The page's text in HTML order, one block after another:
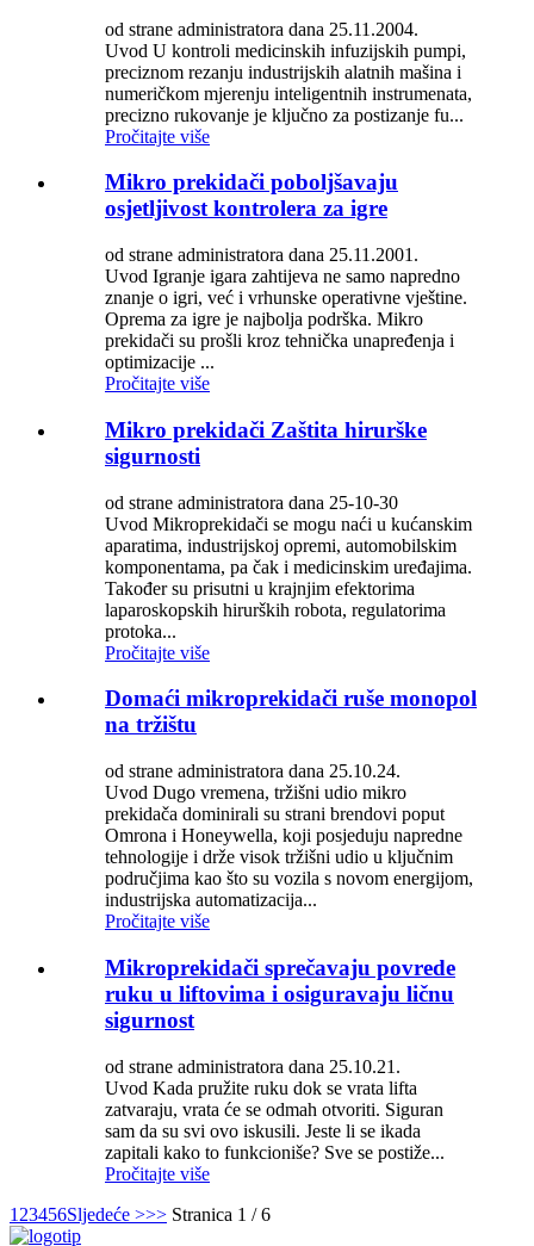
od strane administratora dana 25.11.2004.
Uvod U kontroli medicinskih infuzijskih pumpi,
preciznom rezanju industrijskih alatnih mašina i
numeričkom mjerenju inteligentnih instrumenata,
precizno rukovanje je ključno za postizanje fu...
Pročitajte više
Mikro prekidači poboljšavaju
osjetljivost kontrolera za igre
od strane administratora dana 25.11.2001.
Uvod Igranje igara zahtijeva ne samo napredno
znanje o igri, već i vrhunske operativne vještine.
Oprema za igre je najbolja podrška. Mikro
prekidači su prošli kroz tehnička unapređenja i
optimizacije ...
Pročitajte više
Mikro prekidači Zaštita hirurške
sigurnosti
od strane administratora dana 25-10-30
Uvod Mikroprekidači se mogu naći u kućanskim
aparatima, industrijskoj opremi, automobilskim
komponentama, pa čak i medicinskim uređajima.
Također su prisutni u krajnjim efektorima
laparoskopskih hirurških robota, regulatorima
protoka...
Pročitajte više
Domaći mikroprekidači ruše monopol
na tržištu
od strane administratora dana 25.10.24.
Uvod Dugo vremena, tržišni udio mikro
prekidača dominirali su strani brendovi poput
Omrona i Honeywella, koji posjeduju napredne
tehnologije i drže visok tržišni udio u ključnim
područjima kao što su vozila s novom energijom,
industrijska automatizacija...
Pročitajte više
Mikroprekidači sprečavaju povrede
ruku u liftovima i osiguravaju ličnu
sigurnost
od strane administratora dana 25.10.21.
Uvod Kada pružite ruku dok se vrata lifta
zatvaraju, vrata će se odmah otvoriti. Siguran
sam da su svi ovo iskusili. Jeste li se ikada
zapitali kako to funkcioniše? Sve se postiže...
Pročitajte više
1 23456Sljedeće >>> Stranica 1 / 6